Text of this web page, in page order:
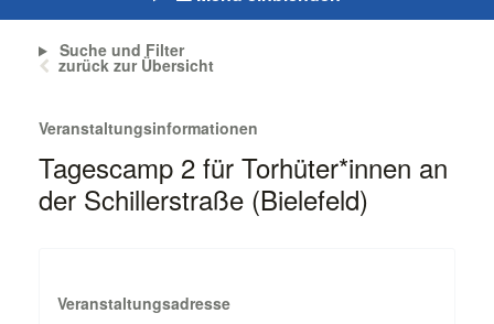
Suche und Filter
zurück zur Übersicht
Veranstaltungsinformationen
Tagescamp 2 für Torhüter*innen an
der Schillerstraße (Bielefeld)
Veranstaltungsadresse